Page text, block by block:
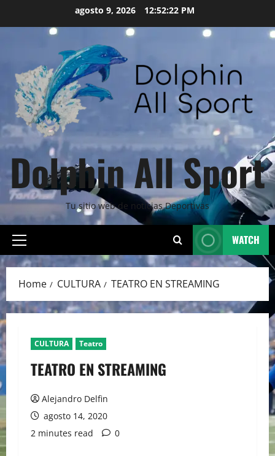
agosto 9, 2026 12:52:23 PM
Dolphin All Sport
Tu sitio web de noticias Deportivas
Primary
Menu
WATCH
Home CULTURA TEATRO EN STREAMING
CULTURA Teatro
TEATRO EN STREAMING
Alejandro Delfin
agosto 14, 2020
2 minutes read
0